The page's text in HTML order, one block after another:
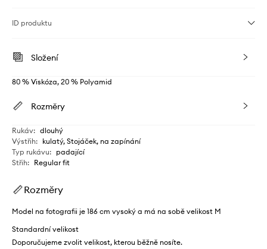
ID produktu
Složení
80 % Viskóza, 20 % Polyamid
Rozměry
Rukáv: dlouhý
Výstřih: kulatý, Stojáček, na zapínání
Typ rukávu: padající
Střih: Regular fit
Rozměry
Model na fotografii je 186 cm vysoký a má na sobě velikost M
Standardní velikost
Doporučujeme zvolit velikost, kterou běžně nosíte.